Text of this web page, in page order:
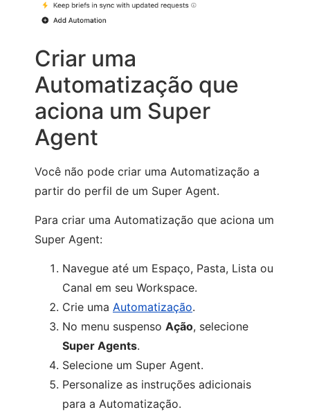
Criar uma
Automatização que
aciona um Super
Agent
Você não pode criar uma Automatização a
partir do perfil de um Super Agent.
Para criar uma Automatização que aciona um
Super Agent:
Navegue até um Espaço, Pasta, Lista ou
Canal em seu Workspace.
Crie uma Automatização.
No menu suspenso Ação, selecione
Super Agents.
Selecione um Super Agent.
Personalize as instruções adicionais
para a Automatização.